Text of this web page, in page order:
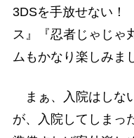
3DSを手放せない！
ス』『忍者じゃじゃ
ムもかなり楽しみま
まぁ、入院はしな
が、入院してしまっ